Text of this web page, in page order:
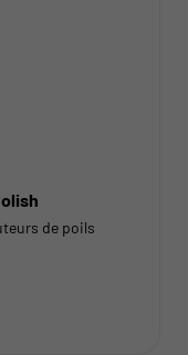
de poils